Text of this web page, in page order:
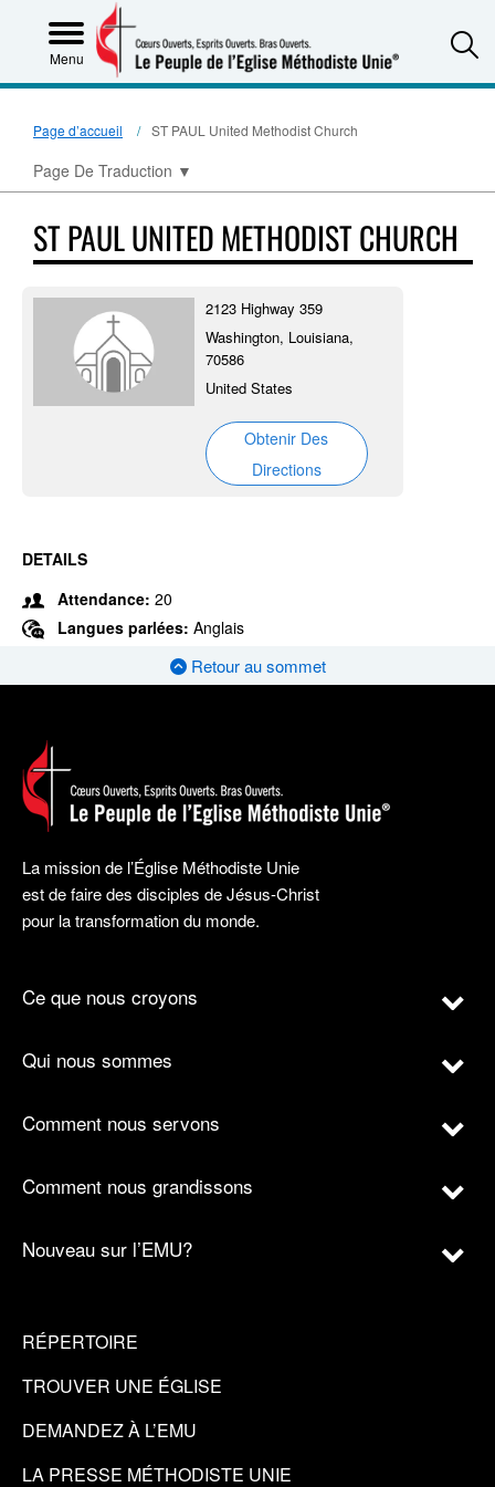
Menu
Page d’accueil ST PAUL United Methodist Church
Page De Traduction ▼
ST PAUL UNITED METHODIST CHURCH
2123 Highway 359
Washington, Louisiana,
70586
United States
Obtenir Des
Directions
DETAILS
Attendance: 20
Langues parlées: Anglais
Retour au sommet
La mission de l’Église Méthodiste Unie
est de faire des disciples de Jésus-Christ
pour la transformation du monde.
Ce que nous croyons
Qui nous sommes
Comment nous servons
Comment nous grandissons
Nouveau sur l’EMU?
RÉPERTOIRE
TROUVER UNE ÉGLISE
DEMANDEZ À L’EMU
LA PRESSE MÉTHODISTE UNIE